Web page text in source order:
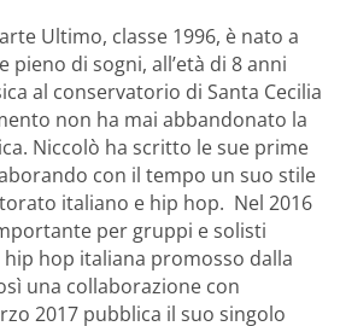
Ultimo, classe 1996, è nato a
pieno di sogni, all’età di 8 anni
al conservatorio di Santa Cecilia
non ha mai abbandonato la
Niccolò ha scritto le sue prime
con il tempo un suo stile
italiano e hip hop. Nel 2016
per gruppi e solisti
hop italiana promosso dalla
una collaborazione con
2017 pubblica il suo singolo